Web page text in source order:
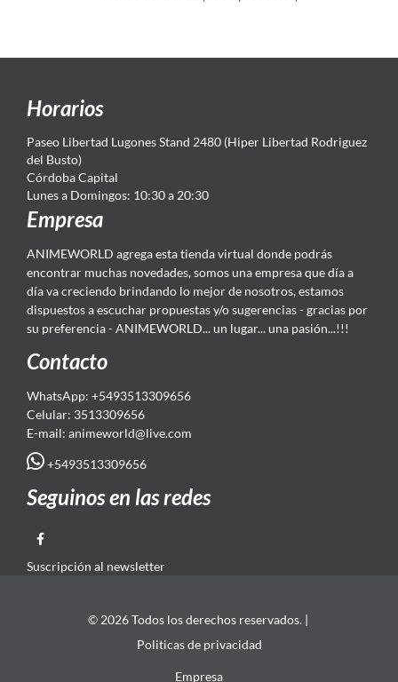
Horarios
Paseo Libertad Lugones Stand 2480 (Hiper Libertad Rodriguez
del Busto)
Córdoba Capital
Lunes a Domingos: 10:30 a 20:30
Empresa
ANIMEWORLD agrega esta tienda virtual donde podrás
encontrar muchas novedades, somos una empresa que día a
día va creciendo brindando lo mejor de nosotros, estamos
dispuestos a escuchar propuestas y/o sugerencias - gracias por
su preferencia - ANIMEWORLD... un lugar... una pasión...!!!
Contacto
WhatsApp: +5493513309656
Celular: 3513309656
E-mail: animeworld@live.com
+5493513309656
Seguinos en las redes
Suscripción al newsletter
© 2026 Todos los derechos reservados. |
Politicas de privacidad
Empresa